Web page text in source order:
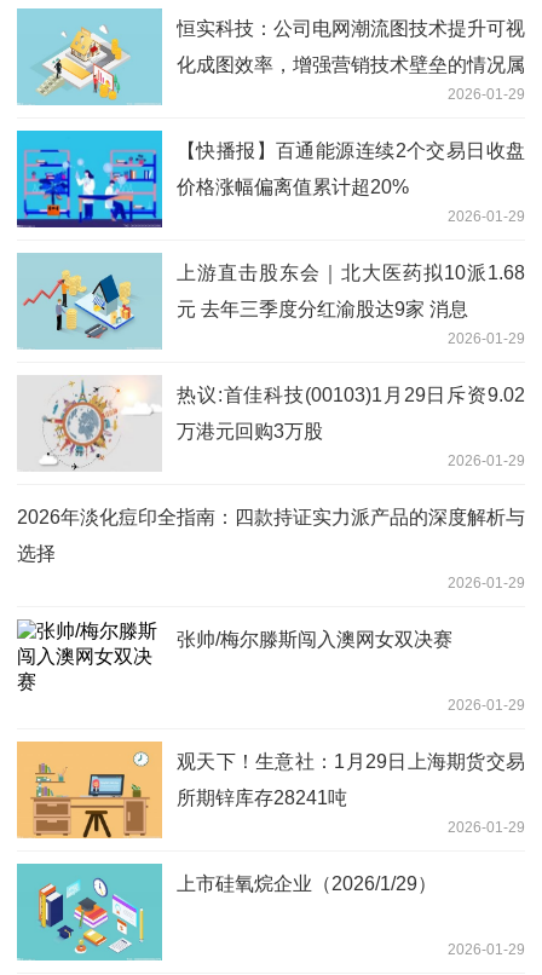
恒实科技：公司电网潮流图技术提升可视
化成图效率，增强营销技术壁垒的情况属
2026-01-29
【快播报】百通能源连续2个交易日收盘
价格涨幅偏离值累计超20%
2026-01-29
上游直击股东会｜北大医药拟10派1.68
元 去年三季度分红渝股达9家 消息
2026-01-29
热议:首佳科技(00103)1月29日斥资9.02
万港元回购3万股
2026-01-29
2026年淡化痘印全指南：四款持证实力派产品的深度解析与
选择
2026-01-29
张帅/梅尔滕斯闯入澳网女双决赛
2026-01-29
观天下！生意社：1月29日上海期货交易
所期锌库存28241吨
2026-01-29
上市硅氧烷企业（2026/1/29）
2026-01-29